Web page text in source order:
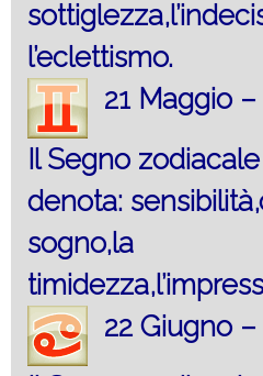
l’eclettismo.
21 Maggio
Il Segno
denota:
sogno,la
22 Giugno